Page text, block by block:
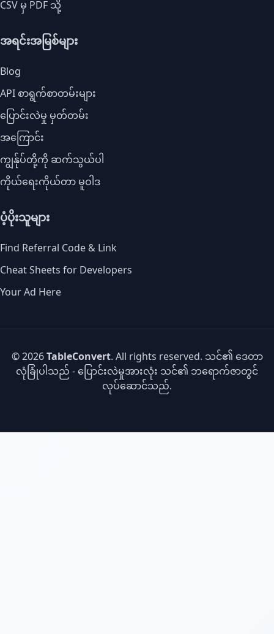
CSV မှ PDF သို့
အရင်းအမြစ်များ
Blog
API စာရွက်စာတမ်းများ
ပြောင်းလဲမှု မှတ်တမ်း
အကြောင်း
ကျွန်ုပ်တို့ကို ဆက်သွယ်ပါ
ကိုယ်ရေးကိုယ်တာ မူဝါဒ
ပံ့ပိုးသူများ
Find Referral Code & Link
Cheat Sheets for Developers
Your Ad Here
© 2026TableConvert. All rights reserved. သင်၏ ဒေတာ
လုံခြုံပါသည် - ပြောင်းလဲမှုအားလုံး သင်၏ ဘရောက်ဇာတွင်
လုပ်ဆောင်သည်.